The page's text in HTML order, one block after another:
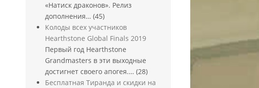
«Натиск драконов». Релиз
дополнения… (45)
Колоды всех участников
Hearthstone Global Finals 2019
Первый год Hearthstone
Grandmasters в эти выходные
достигнет своего апогея.… (28)
Бесплатная Тиранда и скидки на